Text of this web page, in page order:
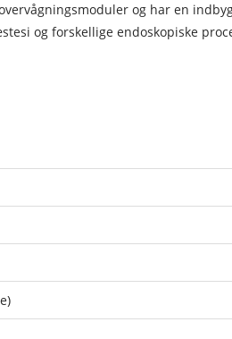
og har en
og forskellige endoskopiske